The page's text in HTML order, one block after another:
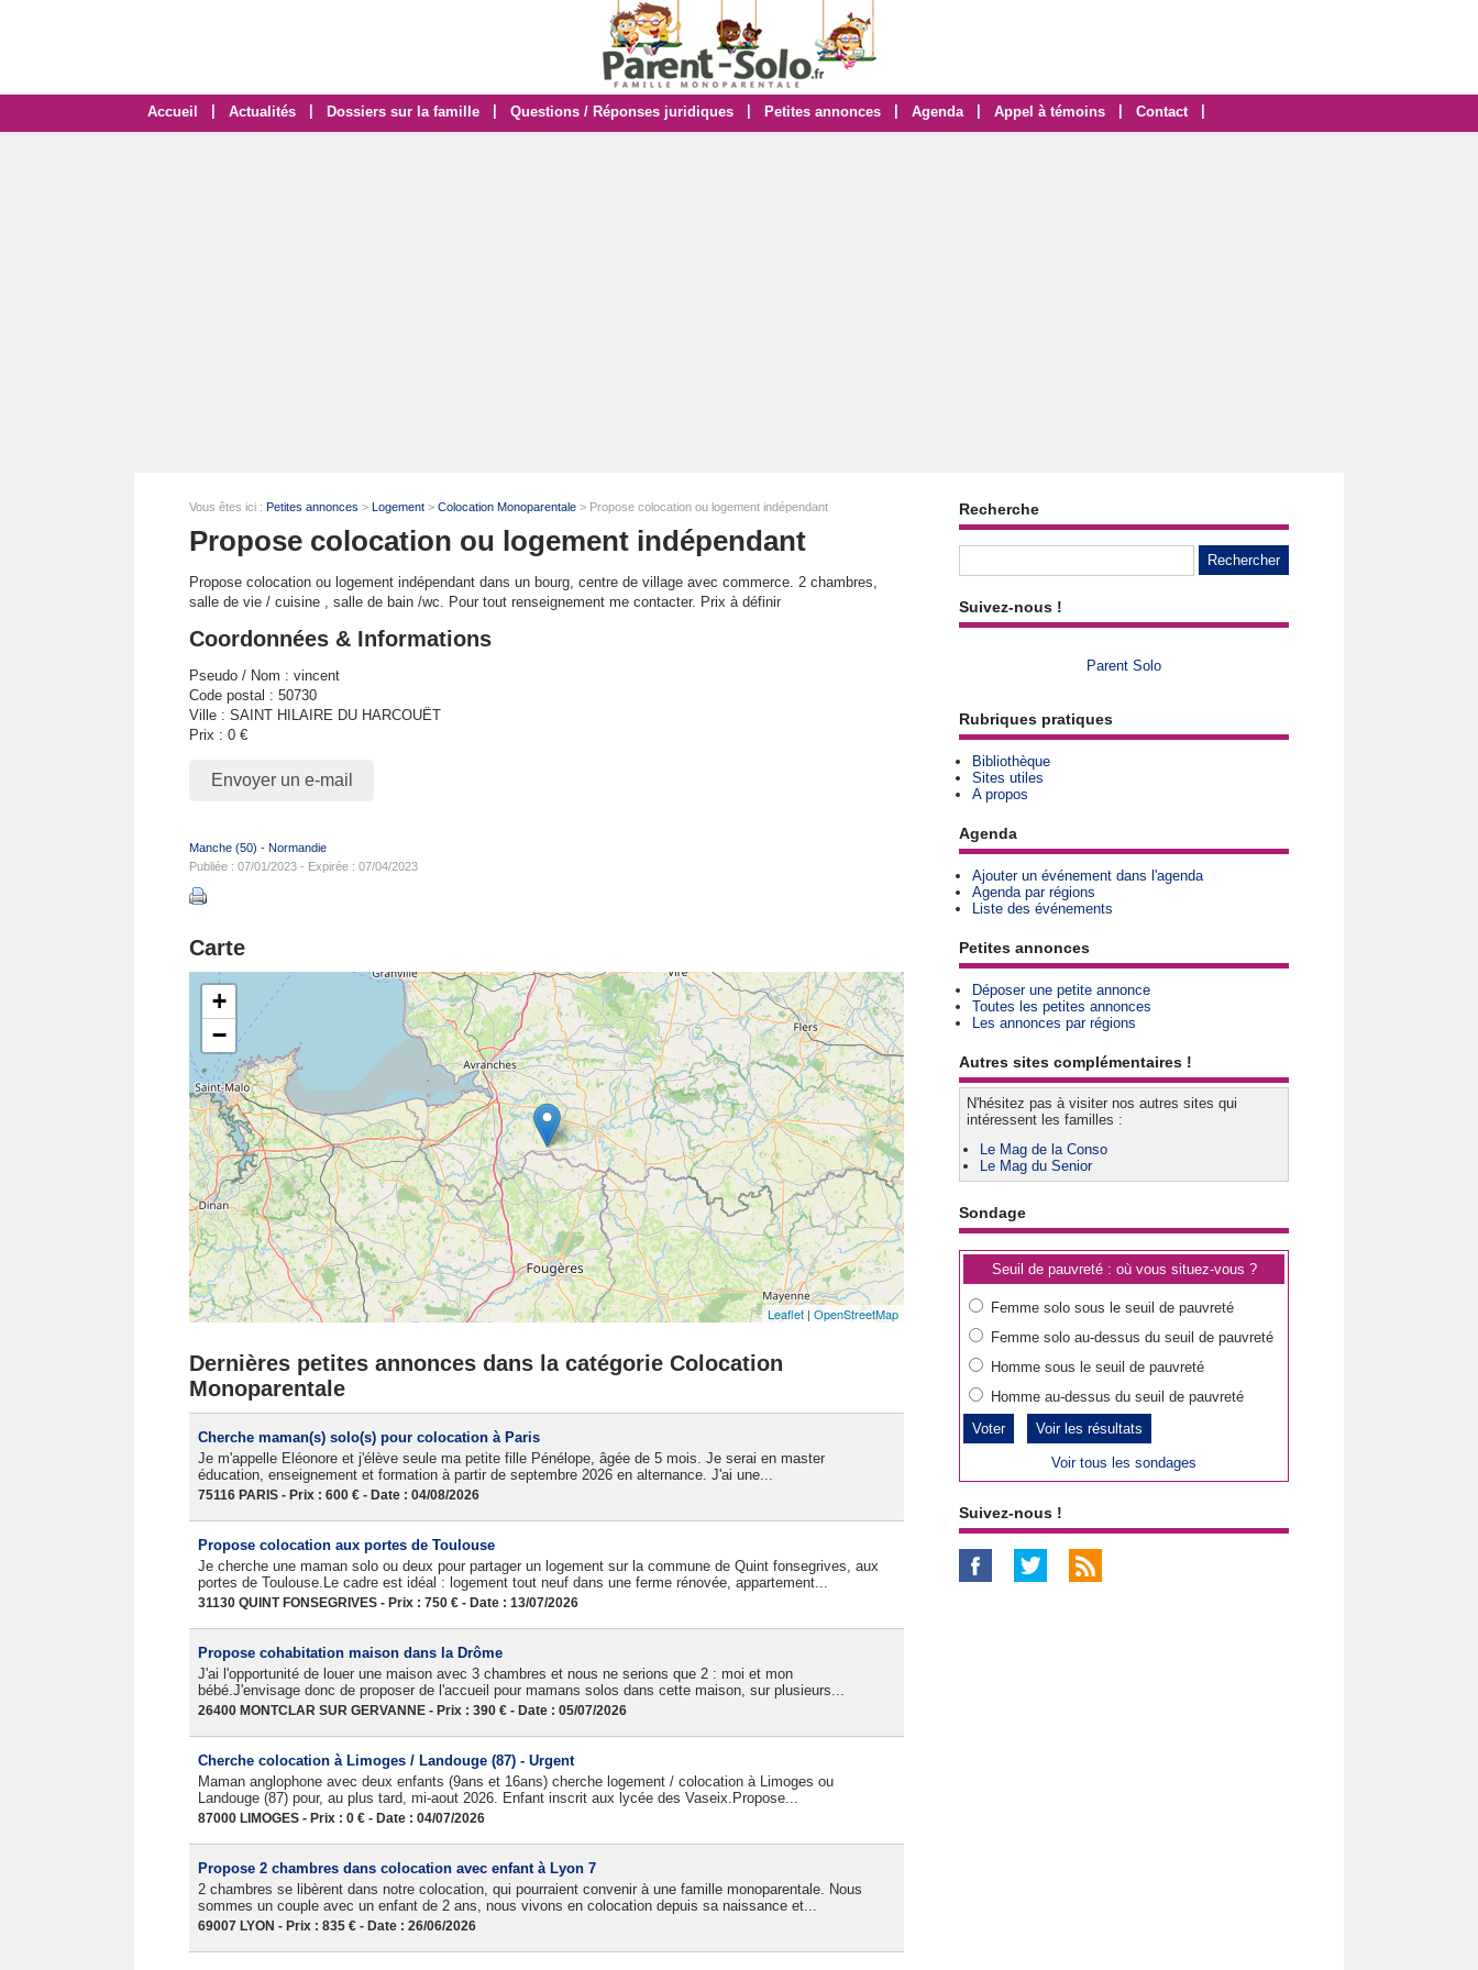
Accueil Actualités Dossiers sur la famille Questions / Réponses juridiques Petites annonces Agenda Appel à témoins Contact
Vous êtes ici : Petites annonces > Logement > Colocation Monoparentale > Propose colocation ou logement indépendant
Propose colocation ou logement indépendant
Propose colocation ou logement indépendant dans un bourg, centre de village avec commerce. 2 chambres,
salle de vie / cuisine , salle de bain /wc. Pour tout renseignement me contacter. Prix à définir
Coordonnées & Informations
Pseudo / Nom : vincent
Code postal : 50730
Ville : SAINT HILAIRE DU HARCOUËT
Prix : 0 €
Envoyer un e-mail
Manche (50) - Normandie
Publiée : 07/01/2023 - Expirée : 07/04/2023
Carte
+
−
Leaflet | OpenStreetMap
Dernières petites annonces dans la catégorie Colocation
Monoparentale
Cherche maman(s) solo(s) pour colocation à Paris
Je m'appelle Eléonore et j'élève seule ma petite fille Pénélope, âgée de 5 mois. Je serai en master
éducation, enseignement et formation à partir de septembre 2026 en alternance. J'ai une...
75116 PARIS - Prix : 600 € - Date : 04/08/2026
Propose colocation aux portes de Toulouse
Je cherche une maman solo ou deux pour partager un logement sur la commune de Quint fonsegrives, aux
portes de Toulouse.Le cadre est idéal : logement tout neuf dans une ferme rénovée, appartement...
31130 QUINT FONSEGRIVES - Prix : 750 € - Date : 13/07/2026
Propose cohabitation maison dans la Drôme
J'ai l'opportunité de louer une maison avec 3 chambres et nous ne serions que 2 : moi et mon
bébé.J'envisage donc de proposer de l'accueil pour mamans solos dans cette maison, sur plusieurs...
26400 MONTCLAR SUR GERVANNE - Prix : 390 € - Date : 05/07/2026
Cherche colocation à Limoges / Landouge (87) - Urgent
Maman anglophone avec deux enfants (9ans et 16ans) cherche logement / colocation à Limoges ou
Landouge (87) pour, au plus tard, mi-aout 2026. Enfant inscrit aux lycée des Vaseix.Propose...
87000 LIMOGES - Prix : 0 € - Date : 04/07/2026
Propose 2 chambres dans colocation avec enfant à Lyon 7
2 chambres se libèrent dans notre colocation, qui pourraient convenir à une famille monoparentale. Nous
sommes un couple avec un enfant de 2 ans, nous vivons en colocation depuis sa naissance et...
69007 LYON - Prix : 835 € - Date : 26/06/2026
Recherche
Suivez-nous !
Parent Solo
Rubriques pratiques
Bibliothèque
Sites utiles
A propos
Agenda
Ajouter un événement dans l'agenda
Agenda par régions
Liste des événements
Petites annonces
Déposer une petite annonce
Toutes les petites annonces
Les annonces par régions
Autres sites complémentaires !
N'hésitez pas à visiter nos autres sites qui
intéressent les familles :
Le Mag de la Conso
Le Mag du Senior
Sondage
Seuil de pauvreté : où vous situez-vous ?
Femme solo sous le seuil de pauvreté
Femme solo au-dessus du seuil de pauvreté
Homme sous le seuil de pauvreté
Homme au-dessus du seuil de pauvreté
Voir les résultats
Voir tous les sondages
Suivez-nous !